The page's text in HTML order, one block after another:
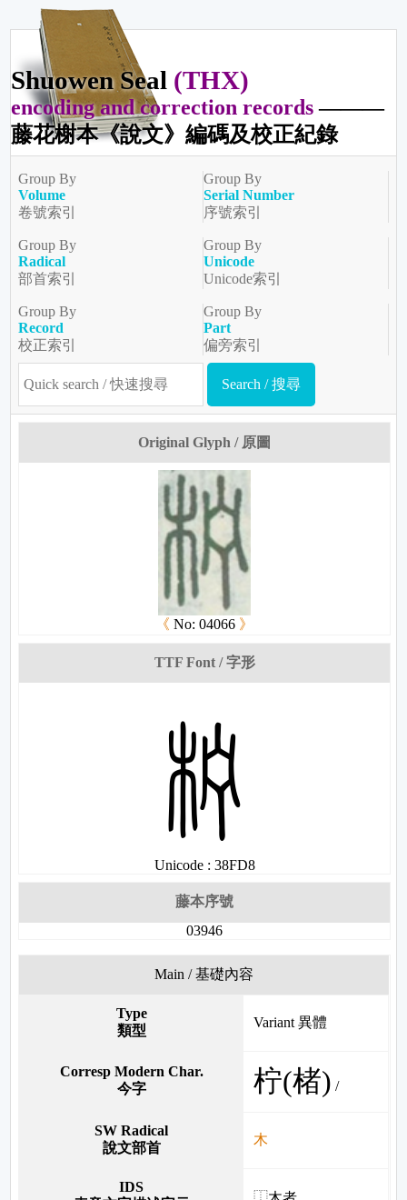
Shuowen Seal (THX)
encoding and correction records ———
藤花榭本《說文》編碼及校正紀錄
Group By
Volume
卷號索引
Group By
Serial Number
序號索引
Group By
Radical
部首索引
Group By
Unicode
Unicode索引
Group By
Record
校正索引
Group By
Part
偏旁索引
Original Glyph / 原圖
《 No: 04066 》
TTF Font / 字形
巘
Unicode : 38FD8
藤本序號
03946
Main / 基礎內容
Type
類型
Variant 異體
Corresp Modern Char.
今字
柠(楮) /
SW Radical
說文部首
木
IDS